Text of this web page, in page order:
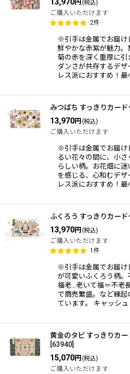
円 (税込)
ご購入いただけます
2件
※引手は金属でお届け
鮮やかな赤紫が魅力
菊の赤を深く重厚に引
ダンさが共存するデザ
レス派におすすめ！最
みつばち すっきりカード
13,970円 (税込)
ご購入いただけます
※引手は金属でお届け
るい花々の間に、小
らしい柄。お花畑に
を感じる、心和むデザ
レス派におすすめ！最
ふくろう すっきりカード
13,970円 (税込)
ご購入いただけます
1 件
※引手は金属でお届け
が可愛いふくろう柄。
福老…老いて福＝不老
で商売繁盛。など縁
ています。 キャッシュ
黄金のタピ すっきりカー
63940
15,070円 (税込)
ご購入いただけます